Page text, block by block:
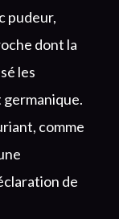
pudeur,
dont la
les
comme
de